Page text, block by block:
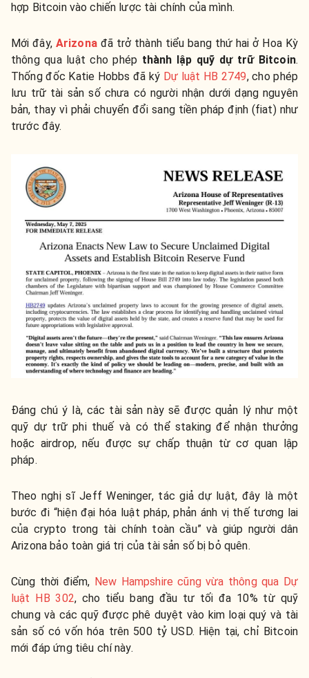
hợp Bitcoin vào chiến lược tài chính của mình.
Mới đây, Arizona đã trở thành tiểu bang thứ hai ở Hoa Kỳ
thông qua luật cho phép thành lập quỹ dự trữ Bitcoin.
Thống đốc Katie Hobbs đã ký Dự luật HB 2749, cho phép
lưu trữ tài sản số chưa có người nhận dưới dạng nguyên
bản, thay vì phải chuyển đổi sang tiền pháp định (fiat) như
trước đây.
Đáng chú ý là, các tài sản này sẽ được quản lý như một
quỹ dự trữ phi thuế và có thể staking để nhận thưởng
hoặc airdrop, nếu được sự chấp thuận từ cơ quan lập
pháp.
Theo nghị sĩ Jeff Weninger, tác giả dự luật, đây là một
bước đi “hiện đại hóa luật pháp, phản ánh vị thế tương lai
của crypto trong tài chính toàn cầu” và giúp người dân
Arizona bảo toàn giá trị của tài sản số bị bỏ quên.
Cùng thời điểm, New Hampshire cũng vừa thông qua Dự
luật HB 302, cho tiểu bang đầu tư tối đa 10% từ quỹ
chung và các quỹ được phê duyệt vào kim loại quý và tài
sản số có vốn hóa trên 500 tỷ USD. Hiện tại, chỉ Bitcoin
mới đáp ứng tiêu chí này.